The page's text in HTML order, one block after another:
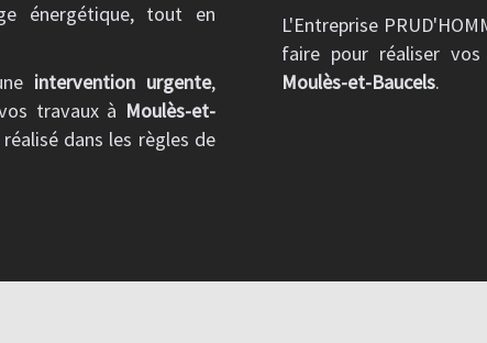
énergétique, tout en
intervention urgente,
travaux à Moulès-et-
dans les règles de
L'Entreprise
faire pour réaliser
Moulès-et-Baucels.